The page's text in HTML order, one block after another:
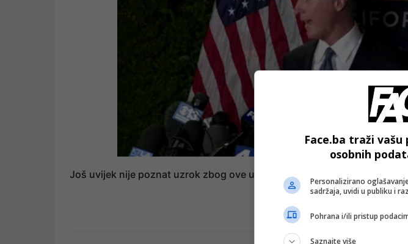
Još uvijek nije poznat uzrok zbog ove učestalog problema.
Face.ba traži
osobnih
Personalizirano
sadržaja, uvidi u publiku i
Pohrana i/ili pristup
Saznajte više